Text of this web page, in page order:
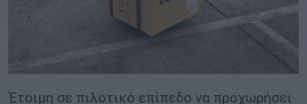
Έτοιμη σε πιλοτικό επίπεδο να προχωρήσει